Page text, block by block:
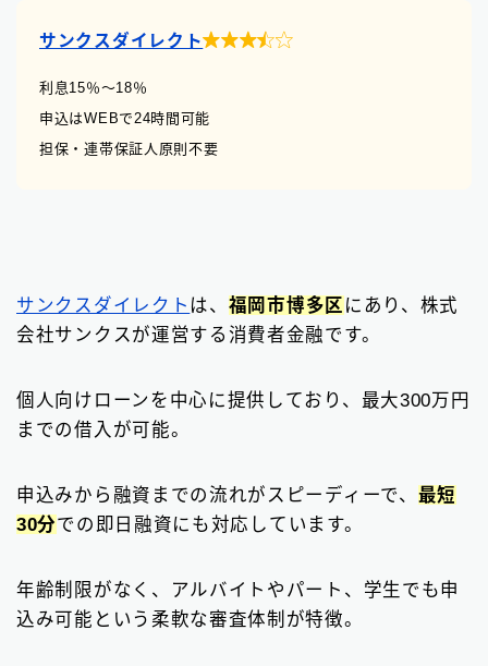
サンクスダイレクト
利息15％〜18％
申込はWEBで24時間可能
担保・連帯保証人原則不要
サンクスダイレクト は、 福岡市博多区 にあり、株式
会社サンクスが運営する消費者金融です。
個人向けローンを中心に提供しており、最大300万円
までの借入が可能。
申込みから融資までの流れがスピーディーで、 最短
30分での即日融資にも対応しています。
年齢制限がなく、アルバイトやパート、学生でも申
込み可能という柔軟な審査体制が特徴。